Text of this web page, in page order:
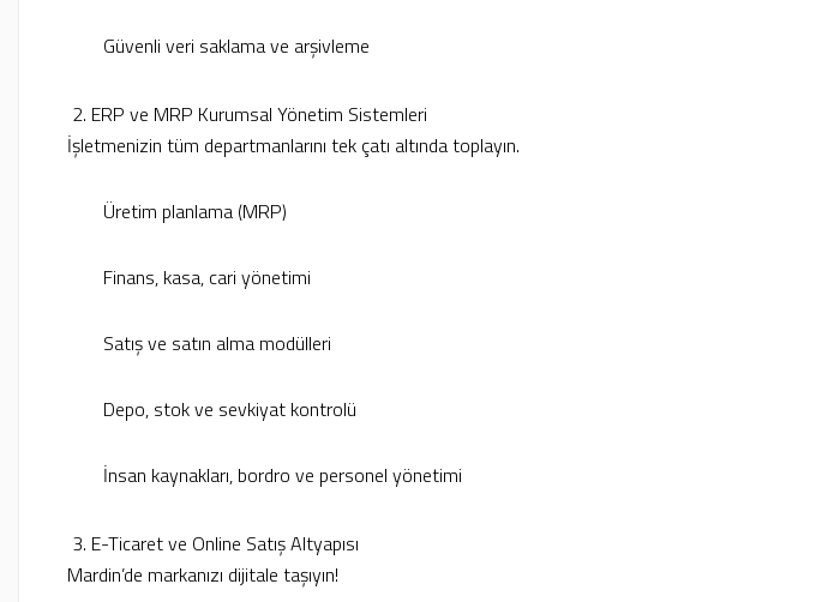
Güvenli veri saklama ve arşivleme
2. ERP ve MRP Kurumsal Yönetim Sistemleri
İşletmenizin tüm departmanlarını tek çatı altında toplayın.
Üretim planlama (MRP)
Finans, kasa, cari yönetimi
Satış ve satın alma modülleri
Depo, stok ve sevkiyat kontrolü
İnsan kaynakları, bordro ve personel yönetimi
3. E-Ticaret ve Online Satış Altyapısı
Mardin’de markanızı dijitale taşıyın!